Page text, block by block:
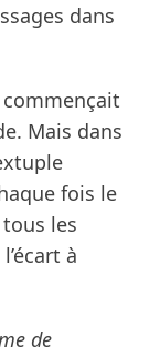
dans
commençait
Mais dans
fois le
les
à
de